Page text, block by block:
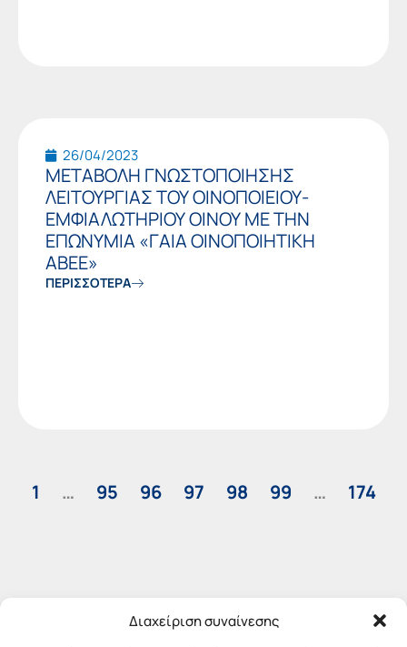
Διαχείριση συναίνεσης
26/04/2023
ΜΕΤΑΒΟΛΗ ΓΝΩΣΤΟΠΟΙΗΣΗΣ
ΛΕΙΤΟΥΡΓΙΑΣ ΤΟΥ ΟΙΝΟΠΟΙΕΙΟΥ-
ΕΜΦΙΑΛΩΤΗΡΙΟΥ ΟΙΝΟΥ ΜΕ ΤΗΝ
ΕΠΩΝΥΜΙΑ «ΓΑΙΑ ΟΙΝΟΠΟΙΗΤΙΚΗ
ΑΒΕΕ»
ΠΕΡΙΣΣΟΤΕΡΑ
1 … 95 96 97 98 99 … 174